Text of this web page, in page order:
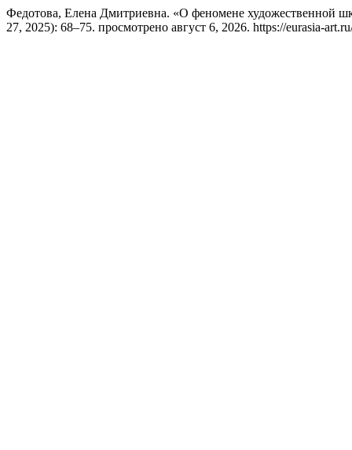
Федотова, Елена Дмитриевна. «О феномене художественной
27, 2025): 68–75. просмотрено август 6, 2026. https://eurasia-